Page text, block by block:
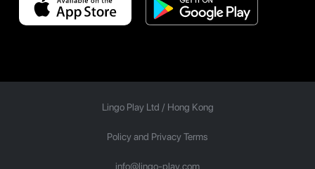
Lingo Play Ltd / Hong Kong
Policy and Privacy Terms
info@lingo-play.com